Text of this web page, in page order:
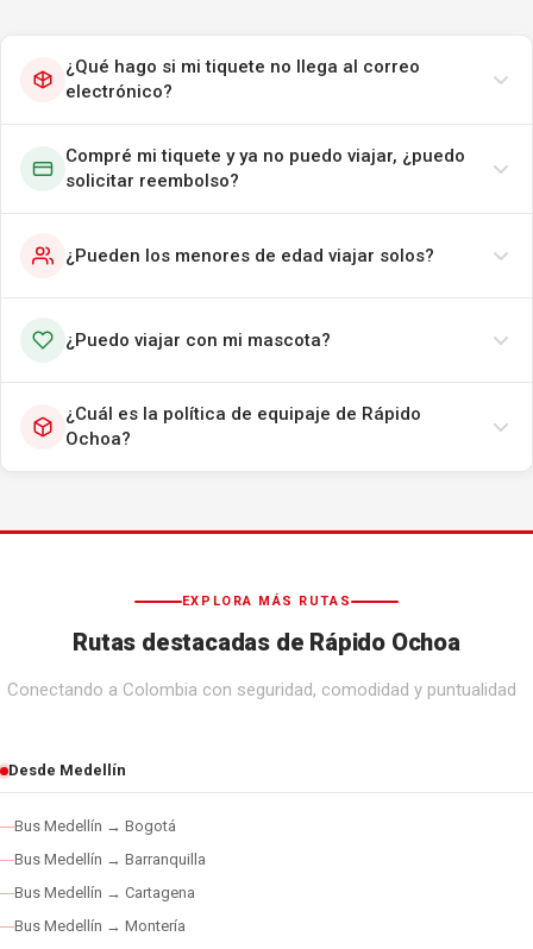
¿Qué hago si mi tiquete no llega al correo
electrónico?
Compré mi tiquete y ya no puedo viajar, ¿puedo
solicitar reembolso?
¿Pueden los menores de edad viajar solos?
¿Puedo viajar con mi mascota?
¿Cuál es la política de equipaje de Rápido
Ochoa?
EXPLORA MÁS RUTAS
Rutas destacadas de Rápido Ochoa
Conectando a Colombia con seguridad, comodidad y puntualidad
Desde Medellín
Bus Medellín → Bogotá
Bus Medellín → Barranquilla
Bus Medellín → Cartagena
Bus Medellín → Montería